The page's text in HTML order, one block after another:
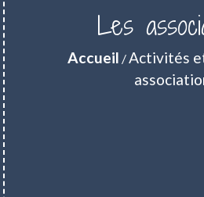
Les
Accueil /Activités